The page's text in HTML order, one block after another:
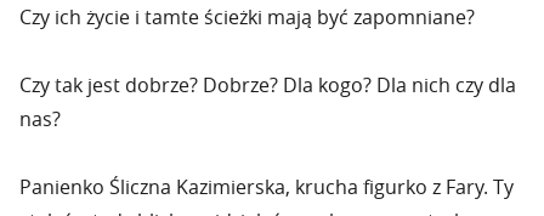
Czy ich życie i tamte ścieżki mają być zapomniane?
Czy tak jest dobrze? Dobrze? Dla kogo? Dla nich czy dla
nas?
Panienko Śliczna Kazimierska, krucha figurko z Fary. Ty